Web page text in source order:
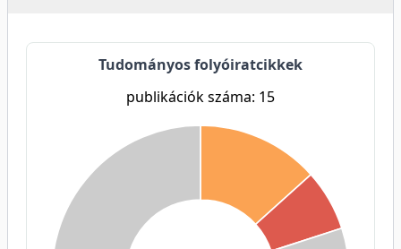
Tudományos folyóiratcikkek
publikációk száma: 15